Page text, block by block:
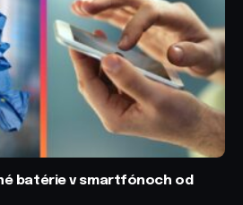
batérie v smartfónoch od